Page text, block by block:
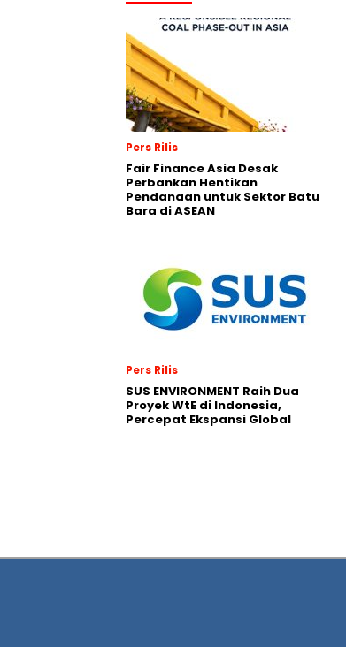
Pers Rilis
Fair Finance Asia Desak
Perbankan Hentikan
Pendanaan untuk Sektor Batu
Bara di ASEAN
Pers Rilis
SUS ENVIRONMENT Raih Dua
Proyek WtE di Indonesia,
Percepat Ekspansi Global